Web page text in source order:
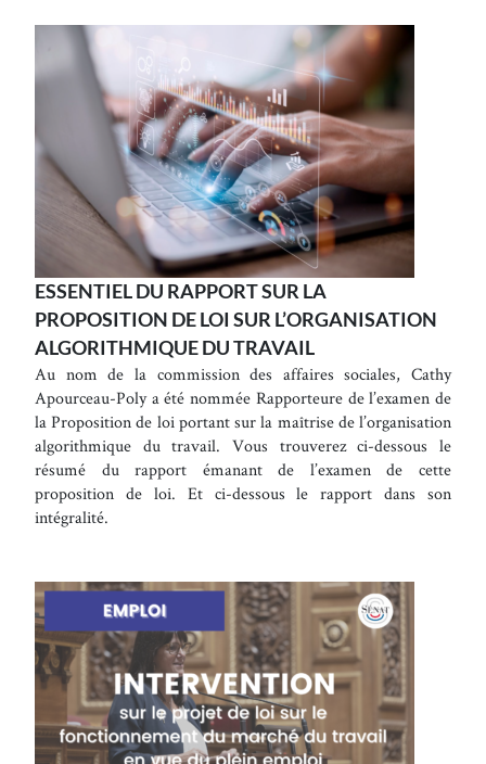
ESSENTIEL DU RAPPORT SUR LA
PROPOSITION DE LOI SUR L’ORGANISATION
ALGORITHMIQUE DU TRAVAIL
Au nom de la commission des affaires sociales, Cathy
Apourceau-Poly a été nommée Rapporteure de l’examen de
la Proposition de loi portant sur la maîtrise de l’organisation
algorithmique du travail. Vous trouverez ci-dessous le
résumé du rapport émanant de l’examen de cette
proposition de loi. Et ci-dessous le rapport dans son
intégralité.